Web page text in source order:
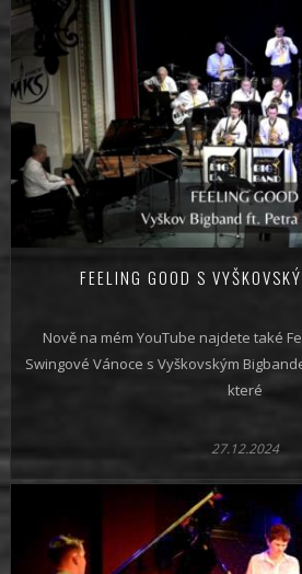
FEELING GOOD S
Nově na mém YouTube najdete také
Swingové Vánoce s Vyškovským
které
27.12.2024